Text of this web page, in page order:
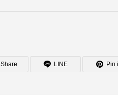
Share LINE Pin